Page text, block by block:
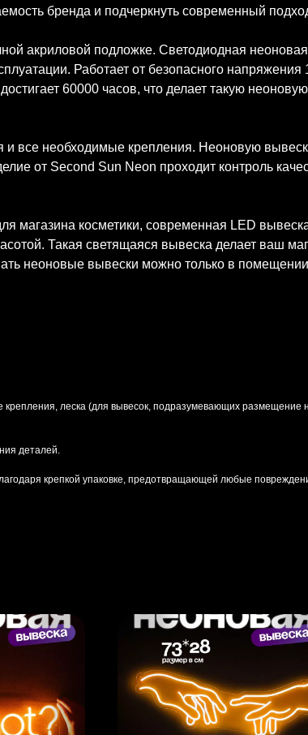
бренда и подчеркнуть современный
акриловой подложке. Светодиодная
Работает от безопасного напряжения
60000 часов, что делает такую
все необходимые крепления. Неоновую
от Second Sun Neon проходит контроль
магазина косметики, современная LED
Такая светящаяся вывеска делает ваш
неоновые вывески можно только в
леска (для вывесок, подразумевающих размещение
деталей.
крепкой упаковке, предотвращающей любые